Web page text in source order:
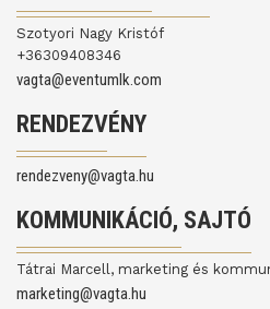
Szotyori Nagy Kristóf
+36309408346
vagta@eventumlk.com
RENDEZVÉNY
rendezveny@vagta.hu
KOMMUNIKÁCIÓ, SAJTÓ
Tátrai Marcell, marketing és
marketing@vagta.hu